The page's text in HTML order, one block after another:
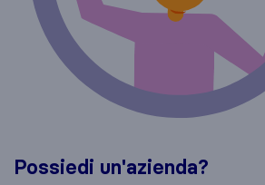
Possiedi un'azienda?